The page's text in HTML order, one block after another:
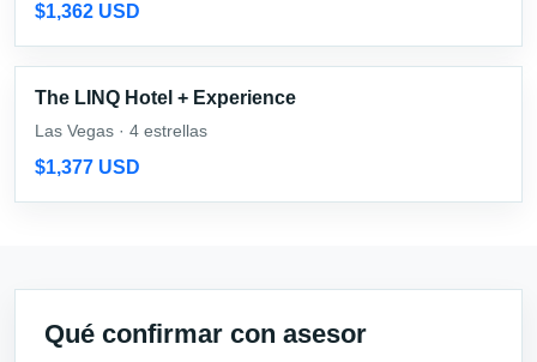
$1,362 USD
The LINQ Hotel + Experience
Las Vegas · 4 estrellas
$1,377 USD
Qué confirmar con asesor